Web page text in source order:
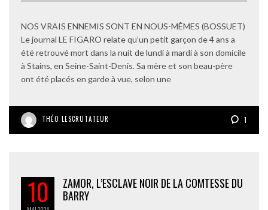
NOS VRAIS ENNEMIS SONT EN NOUS-MÊMES (BOSSUET)
Le journal LE FIGARO relate qu’un petit garçon de 4 ans a
été retrouvé mort dans la nuit de lundi à mardi à son domicile
à Stains, en Seine-Saint-Denis. Sa mère et son beau-père
ont été placés en garde à vue, selon une
THÉO LESCRUTATEUR 1
10
ZAMOR, L’ESCLAVE NOIR DE LA COMTESSE DU
BARRY